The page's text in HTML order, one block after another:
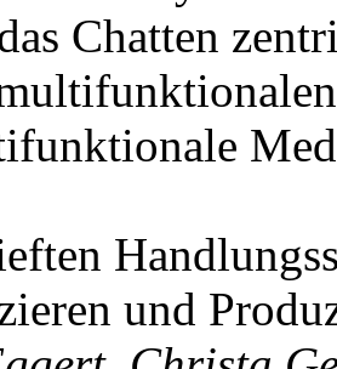
Chatten
und